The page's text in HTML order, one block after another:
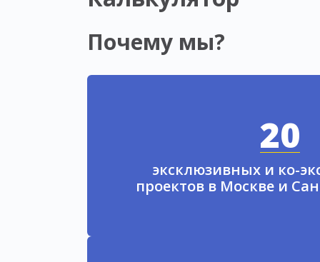
Почему мы?
20
эксклюзивных и ко-
проектов в Москве и